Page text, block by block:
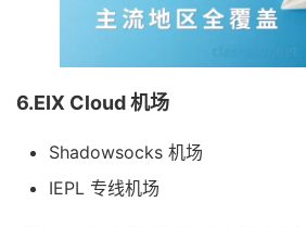
6.EIX Cloud 机场
Shadowsocks 机场
IEPL 专线机场